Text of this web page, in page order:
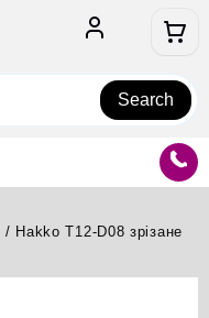
Search
/ Hakko T12-D08 зрізане